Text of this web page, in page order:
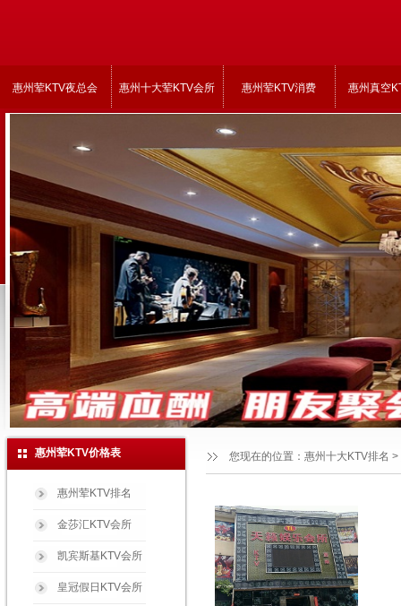
惠州荤KTV夜总会 惠州十大荤KTV会所 惠州荤KTV消费 惠州真空
惠州荤KTV价格表
惠州荤KTV排名
金莎汇KTV会所
凯宾斯基KTV会所
皇冠假日KTV会所
您现在的位置： 惠州十大KTV排名 >